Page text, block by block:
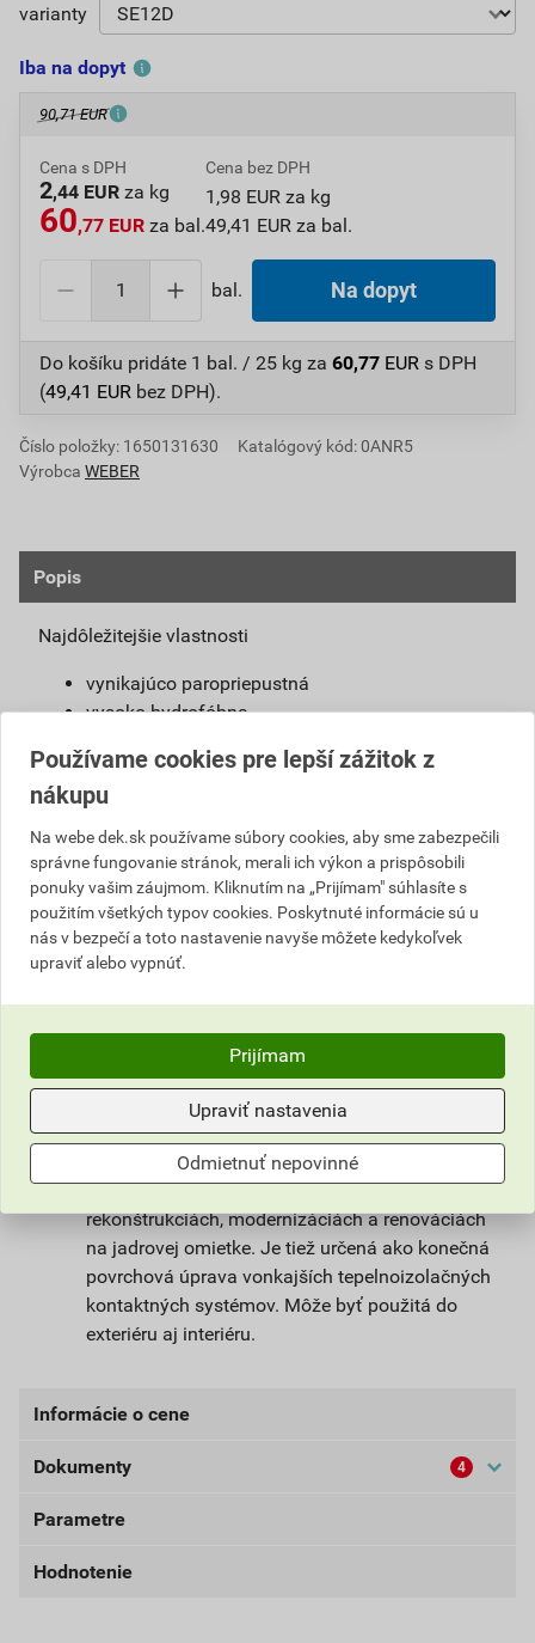
varianty
Iba na dopyt
90,71 EUR
Cena s DPH
2,44 EUR za kg
60,77 EUR za bal.
Cena bez DPH
1,98 EUR za kg
49,41 EUR za bal.
bal. Na dopyt
Do košíku pridáte 1 bal. / 25 kg za 60,77 EUR s DPH
(49,41 EUR bez DPH).
Číslo položky: 1650131630
Katalógový kód: 0ANR5
Výrobca WEBER
Popis
Najdôležitejšie vlastnosti
vynikajúco paropriepustná
vysoko hydrofóbna
jednoduchá aplikácia
vysoká pružnosť
široký výber farieb a štruktúr
možno použiť s urýchľovačom tuhnutia
Definícia výrobku
Jednoducho spracovateľná, umývateľná
pastovitá omietka vyrobená na báze silikónovej
živice. Je pripravená na priame použitie na
podkladový náter weber 700.
Použitie
Omietka slúži na ochranu stavby pred
poveternostnými vplyvmi. Vhodná na farebné a
štrukturálne stvárnenie nových fasád alebo pri
rekonštrukciách, modernizáciách a renováciách
na jadrovej omietke. Je tiež určená ako konečná
povrchová úprava vonkajších tepelnoizolačných
kontaktných systémov. Môže byť použitá do
exteriéru aj interiéru.
Informácie o cene
Aktuálna predajná cena po zľave 33% z cenníkovej
bez DPH za bal.
Dokumenty 4
Bezpečnostné listy (externí)
Dokumenty Weber
Parametre
farba
Hodnotenie
Používame cookies pre lepší zážitok z
nákupu
Na webe dek.sk používame súbory cookies, aby sme zabezpečili
správne fungovanie stránok, merali ich výkon a prispôsobili
ponuky vašim záujmom. Kliknutím na „Prijímam" súhlasíte s
použitím všetkých typov cookies. Poskytnuté informácie sú u
nás v bezpečí a toto nastavenie navyše môžete kedykoľvek
upraviť alebo vypnúť.
Prijímam
Upraviť nastavenia
Odmietnuť nepovinné